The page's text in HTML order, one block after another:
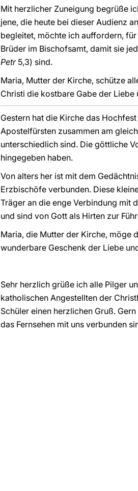
Mit herzlicher Zuneigung begrüße
jene, die heute bei dieser Audienz
begleitet, möchte ich auffordern,
Brüder im Bischofsamt, damit sie
Petr5,3) sind.
Maria, Mutter der Kirche, schütze
Christi die kostbare Gabe der Liebe
Gestern hat die Kirche das
Apostelfürsten zusammen am
unterschiedlich sind. Die göttliche
hingegeben haben.
Von alters her ist mit dem
Erzbischöfe verbunden. Diese
Träger an die enge Verbindung mit
und sind von Gott als Hirten zur
Maria, die Mutter der Kirche, möge
wunderbare Geschenk der Liebe
Sehr herzlich grüße ich alle Pilger
katholischen Angestellten der
Schüler einen herzlichen Gruß.
das Fernsehen mit uns verbunden